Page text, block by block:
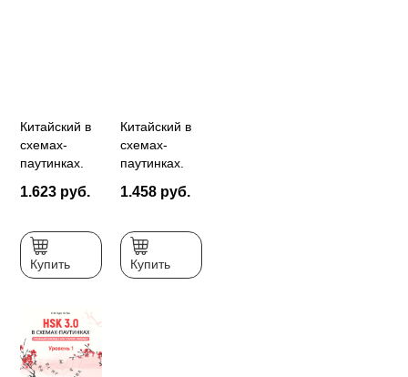
Китайский в
схемах-
паутинках.
Готовимся к
HSK
1.623 руб.
Купить
Китайский в
схемах-
паутинках.
1.458 руб.
Купить